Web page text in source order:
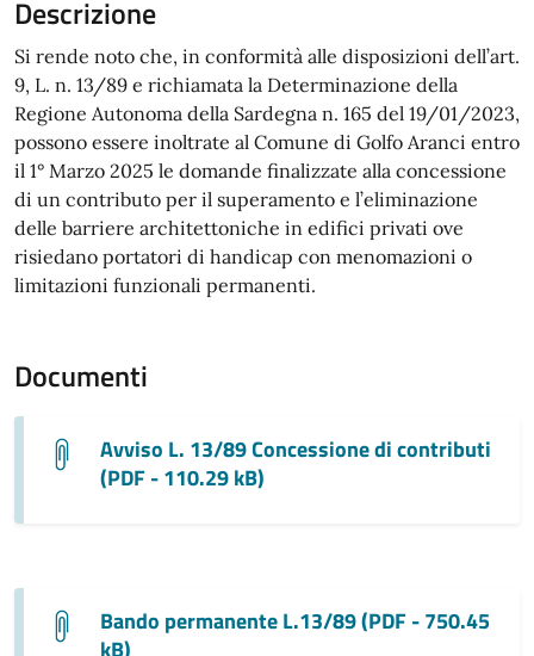
Descrizione
Si rende noto che, in conformità alle disposizioni dell’art.
9, L. n. 13/89 e richiamata la Determinazione della
Regione Autonoma della Sardegna n. 165 del 19/01/2023,
possono essere inoltrate al Comune di Golfo Aranci entro
il 1° Marzo 2025 le domande finalizzate alla concessione
di un contributo per il superamento e l’eliminazione
delle barriere architettoniche in edifici privati ove
risiedano portatori di handicap con menomazioni o
limitazioni funzionali permanenti.
Documenti
Avviso L. 13/89 Concessione di contributi
(PDF - 110.29 kB)
Bando permanente L.13/89 (PDF - 750.45
kB)